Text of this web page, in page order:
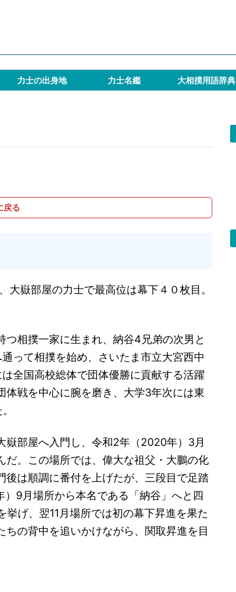
力士の出身地 力士名鑑 大相撲用語辞典
戻る
嶽部屋の力士で最高位は幕下４０枚目。
相撲一家に生まれ、納谷4兄弟の次男と
って相撲を始め、さいたま市立大宮西中
全国高校総体で団体優勝に貢献する活躍
体戦を中心に腕を磨き、大学3年次には東
嶽部屋へ入門し、令和2年（2020年）3月
。この場所では、偉大な祖父・大鵬の化
は順調に番付を上げたが、三段目で足踏
9月場所から本名である「納谷」へと四
げ、翌11月場所では初の幕下昇進を果た
の背中を追いかけながら、関取昇進を目